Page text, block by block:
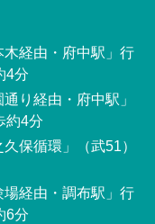
木経由・府中駅」行
4分
り経由・府中駅」
約4分
保循環」（武51）
場経由・調布駅」行
6分